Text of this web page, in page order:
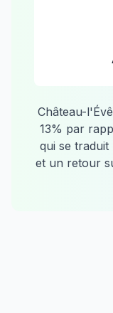
Château-
13% par
qui se
et un retour